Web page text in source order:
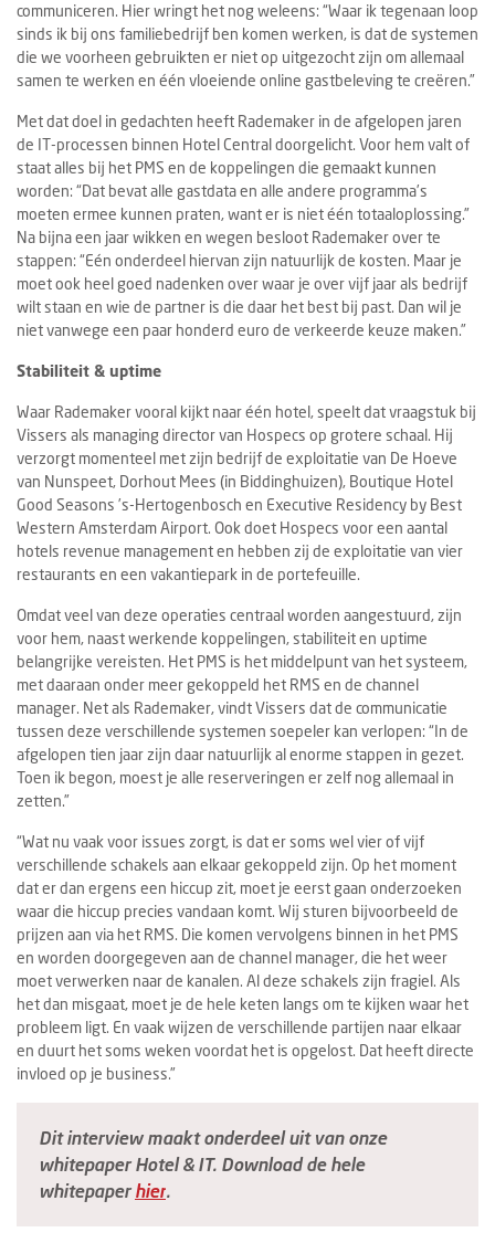
communiceren. Hier wringt het nog weleens: “Waar ik tegenaan loop
sinds ik bij ons familiebedrijf ben komen werken, is dat de systemen
die we voorheen gebruikten er niet op uitgezocht zijn om allemaal
samen te werken en één vloeiende online gastbeleving te creëren.”
Met dat doel in gedachten heeft Rademaker in de afgelopen jaren
de IT-processen binnen Hotel Central doorgelicht. Voor hem valt of
staat alles bij het PMS en de koppelingen die gemaakt kunnen
worden: “Dat bevat alle gastdata en alle andere programma’s
moeten ermee kunnen praten, want er is niet één totaaloplossing.”
Na bijna een jaar wikken en wegen besloot Rademaker over te
stappen: “Eén onderdeel hiervan zijn natuurlijk de kosten. Maar je
moet ook heel goed nadenken over waar je over vijf jaar als bedrijf
wilt staan en wie de partner is die daar het best bij past. Dan wil je
niet vanwege een paar honderd euro de verkeerde keuze maken.”
Stabiliteit & uptime
Waar Rademaker vooral kijkt naar één hotel, speelt dat vraagstuk bij
Vissers als managing director van Hospecs op grotere schaal. Hij
verzorgt momenteel met zijn bedrijf de exploitatie van De Hoeve
van Nunspeet, Dorhout Mees (in Biddinghuizen), Boutique Hotel
Good Seasons ’s-Hertogenbosch en Executive Residency by Best
Western Amsterdam Airport. Ook doet Hospecs voor een aantal
hotels revenue management en hebben zij de exploitatie van vier
restaurants en een vakantiepark in de portefeuille.
Omdat veel van deze operaties centraal worden aangestuurd, zijn
voor hem, naast werkende koppelingen, stabiliteit en uptime
belangrijke vereisten. Het PMS is het middelpunt van het systeem,
met daaraan onder meer gekoppeld het RMS en de channel
manager. Net als Rademaker, vindt Vissers dat de communicatie
tussen deze verschillende systemen soepeler kan verlopen: “In de
afgelopen tien jaar zijn daar natuurlijk al enorme stappen in gezet.
Toen ik begon, moest je alle reserveringen er zelf nog allemaal in
zetten.”
“Wat nu vaak voor issues zorgt, is dat er soms wel vier of vijf
verschillende schakels aan elkaar gekoppeld zijn. Op het moment
dat er dan ergens een hiccup zit, moet je eerst gaan onderzoeken
waar die hiccup precies vandaan komt. Wij sturen bijvoorbeeld de
prijzen aan via het RMS. Die komen vervolgens binnen in het PMS
en worden doorgegeven aan de channel manager, die het weer
moet verwerken naar de kanalen. Al deze schakels zijn fragiel. Als
het dan misgaat, moet je de hele keten langs om te kijken waar het
probleem ligt. En vaak wijzen de verschillende partijen naar elkaar
en duurt het soms weken voordat het is opgelost. Dat heeft directe
invloed op je business.”
Dit interview maakt onderdeel uit van onze
whitepaper Hotel & IT. Download de hele
whitepaperhier.